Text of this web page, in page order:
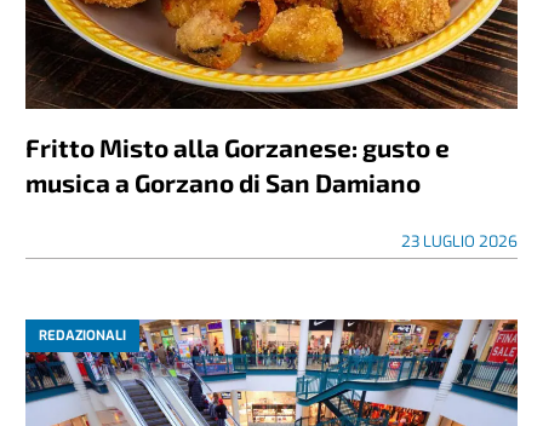
Fritto Misto alla Gorzanese: gusto e
musica a Gorzano di San Damiano
23 LUGLIO 2026
REDAZIONALI